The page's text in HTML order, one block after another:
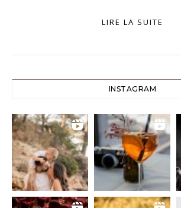
LIRE LA SUITE
INSTAGRAM